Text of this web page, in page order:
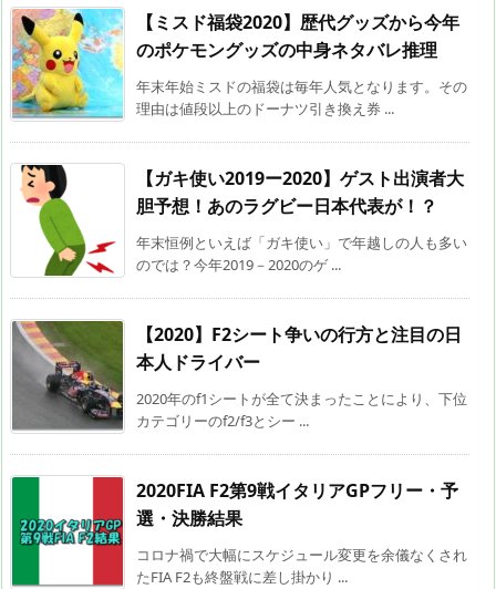
【ミスド福袋2020】歴代グッズから今年
のポケモングッズの中身ネタバレ推理
年末年始ミスドの福袋は毎年人気となります。その
理由は値段以上のドーナツ引き換え券 ...
【ガキ使い2019ー2020】ゲスト出演者大
胆予想！あのラグビー日本代表が！？
年末恒例といえば「ガキ使い」で年越しの人も多い
のでは？今年2019－2020のゲ ...
【2020】F2シート争いの行方と注目の日
本人ドライバー
2020年のf1シートが全て決まったことにより、下位
カテゴリーのf2/f3とシー ...
2020FIA F2第9戦イタリアGPフリー・予
選・決勝結果
コロナ禍で大幅にスケジュール変更を余儀なくされ
たFIA F2も終盤戦に差し掛かり ...